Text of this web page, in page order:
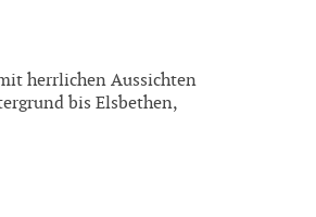
herrlichen Aussichten
bis Elsbethen,